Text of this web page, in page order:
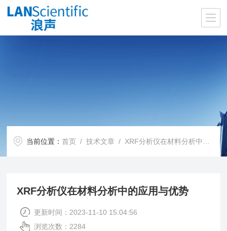
当前位置：首页 /技术文章 / XRF分析仪在材料分析中的应用与优势
XRF分析仪在材料分析中的应用与优势
更新时间：2023-11-10 15:04:56
浏览次数：2284